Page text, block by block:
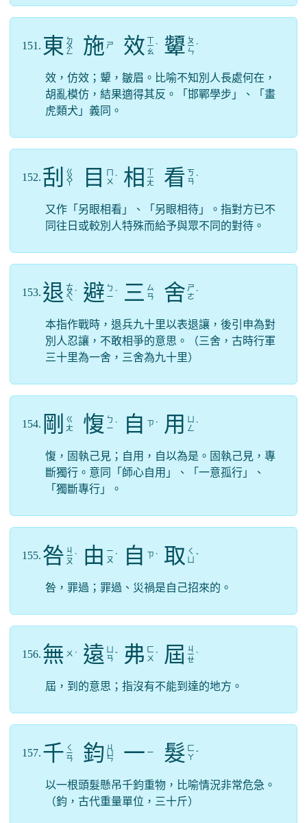
151. 東 ㄉ
ㄨ
ㄥ 施 ㄕ 效 ㄧ
ㄠ
ˋ 顰 ㄆ
ㄧ
ㄣ
ˊ
效，仿效；顰，皺眉。比喻不知別人長處何在，
胡亂模仿，結果適得其反。「邯鄲學步」、「畫
虎類犬」義同。
152. 刮 ㄍ
ㄨ
ㄚ 目
ㄨ ˋ 相 ㄧ
ㄤ 看 ㄎ
ㄢ ˋ
又作「另眼相看」、「另眼相待」。指對方已不
同往日或較別人特殊而給予與眾不同的對待。
153. 退 ㄊ
ㄨ
ㄟ
ˋ 避 ㄅ
ㄧ ˋ 三 ㄙ
ㄢ
舍 ㄕ
ㄜ ˋ
本指作戰時，退兵九十里以表退讓，後引申為對
別人忍讓，不敢相爭的意思。（三舍，古時行軍
三十里為一舍，三舍為九十里）
154. 剛
ㄍ
ㄤ
愎 ㄅ
ㄧ ˋ 自 ㄗ ˋ 用
ㄥ ˋ
愎，固執己見；自用，自以為是。固執己見，專
斷獨行。意同「師心自用」、「一意孤行」、
「獨斷專行」。
155. 咎 ㄐ
ㄧ
ㄡ
ˋ 由 ㄧ
ㄡ ˊ 自 ㄗ ˋ 取 ㄑ
ˇ
咎，罪過；罪過、災禍是自己招來的。
156. 無 ㄨ ˊ 遠 ㄢ ˇ 弗 ㄈ
ㄨ ˊ 屆 ㄐ
ㄧ
ㄝ
ˋ
屆，到的意思；指沒有不能到達的地方。
157. 千 ㄑ
ㄧ
ㄢ 鈞 ㄐ
ㄩ
ㄣ 一 ㄧ 髮 ㄈ
ㄚ ˇ
以一根頭髮懸吊千鈞重物，比喻情況非常危急。
（鈞，古代重量單位，三十斤）